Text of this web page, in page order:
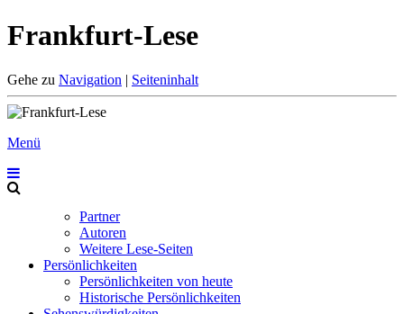
Frankfurt-Lese
Gehe zu Navigation | Seiteninhalt
Menü
Partner
Autoren
Weitere Lese-Seiten
Persönlichkeiten
Persönlichkeiten von heute
Historische Persönlichkeiten